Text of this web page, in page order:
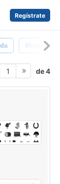
Regístrate
Moderno
1 de 4